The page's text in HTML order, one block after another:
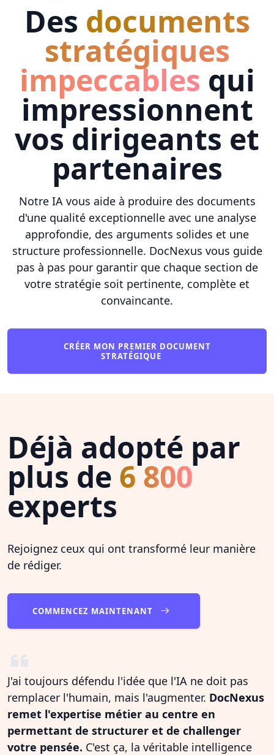
Des documents
stratégiques
impeccables qui
impressionnent
vos dirigeants et
partenaires
Notre IA vous aide à produire des documents
d'une qualité exceptionnelle avec une analyse
approfondie, des arguments solides et une
structure professionnelle. DocNexus vous guide
pas à pas pour garantir que chaque section de
votre stratégie soit pertinente, complète et
convaincante.
CRÉER MON PREMIER DOCUMENT
STRATÉGIQUE
Déjà adopté par
plus de 6 800
experts
Rejoignez ceux qui ont transformé leur manière
de rédiger.
COMMENCEZ MAINTENANT
J'ai toujours défendu l'idée que l'IA ne doit pas
remplacer l'humain, mais l'augmenter. DocNexus
remet l'expertise métier au centre en
permettant de structurer et de challenger
votre pensée. C'est ça, la véritable intelligence